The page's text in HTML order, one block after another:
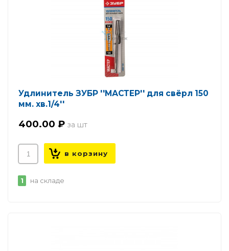
Удлинитель ЗУБР ''МАСТЕР'' для свёрл 150
мм. хв.1/4''
400.00 ₽
1 на складе